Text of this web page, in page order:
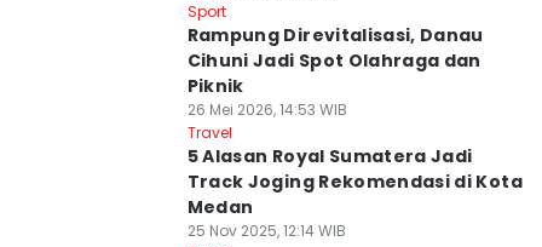
Sport
Rampung Direvitalisasi, Danau
Cihuni Jadi Spot Olahraga dan
Piknik
26 Mei 2026, 14:53 WIB
Travel
5 Alasan Royal Sumatera Jadi
Track Joging Rekomendasi di Kota
Medan
25 Nov 2025, 12:14 WIB